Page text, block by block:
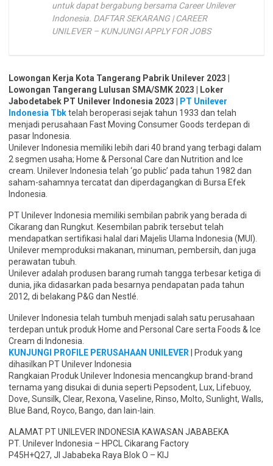
untuk dapat bergabung bersama Career Unilever
Indonesia. DAFTAR SEKARANG | CAREER
UNILEVER – KUNJUNGI APPLY FOR JOBS
Lowongan Kerja Kota Tangerang Pabrik Unilever 2023 |
Lowongan Tangerang Lulusan SMA/SMK 2023 | Loker
Jabodetabek PT Unilever Indonesia 2023 |
PT Unilever
Indonesia Tbktelah beroperasi sejak tahun 1933 dan telah
menjadi perusahaan Fast Moving Consumer Goods terdepan di
pasar Indonesia.
Unilever Indonesia memiliki lebih dari 40 brand yang terbagi dalam
2 segmen usaha; Home & Personal Care dan Nutrition and Ice
cream. Unilever Indonesia telah ‘go public’ pada tahun 1982 dan
saham-sahamnya tercatat dan diperdagangkan di Bursa Efek
Indonesia.
PT Unilever Indonesia memiliki sembilan pabrik yang berada di
Cikarang dan Rungkut. Kesembilan pabrik tersebut telah
mendapatkan sertifikasi halal dari Majelis Ulama Indonesia (MUI).
Unilever memproduksi makanan, minuman, pembersih, dan juga
perawatan tubuh.
Unilever adalah produsen barang rumah tangga terbesar ketiga di
dunia, jika didasarkan pada besarnya pendapatan pada tahun
2012, di belakang P&G dan Nestlé.
Unilever Indonesia telah tumbuh menjadi salah satu perusahaan
terdepan untuk produk Home and Personal Care serta Foods & Ice
Cream di Indonesia.
KUNJUNGI PROFILE PERUSAHAAN UNILEVER | Produk yang
dihasilkan PT Unilever Indonesia
Rangkaian Produk Unilever Indonesia mencangkup brand-brand
ternama yang disukai di dunia seperti Pepsodent, Lux, Lifebuoy,
Dove, Sunsilk, Clear, Rexona, Vaseline, Rinso, Molto, Sunlight, Walls,
Blue Band, Royco, Bango, dan lain-lain.
ALAMAT PT UNILEVER INDONESIA KAWASAN JABABEKA
PT. Unilever Indonesia – HPCL Cikarang Factory
P45H+Q27, Jl Jababeka Raya Blok O – KIJ